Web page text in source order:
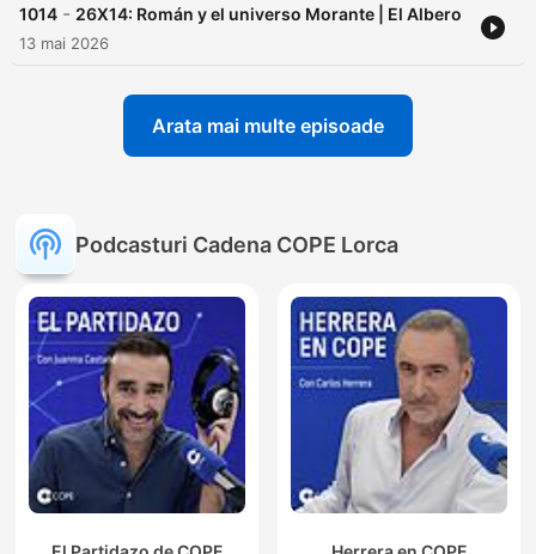
1014 - 26X14: Román y el universo Morante | El Albero
13 mai 2026
Arata mai multe episoade
Podcasturi Cadena COPE Lorca